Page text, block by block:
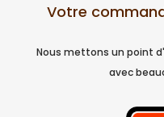
Votre
Nous mettons un point
avec